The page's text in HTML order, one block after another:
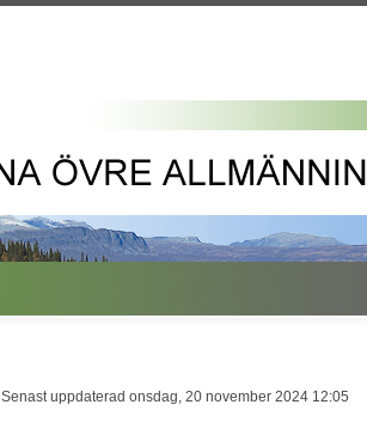
Senast uppdaterad onsdag, 20 november 2024 12:05